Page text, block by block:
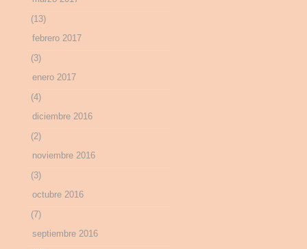
(13)
febrero 2017
(3)
enero 2017
(4)
diciembre 2016
(2)
noviembre 2016
(3)
octubre 2016
(7)
septiembre 2016